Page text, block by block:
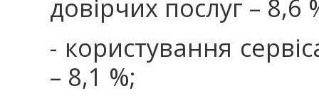
довірчих послуг – 8,6
- користування
– 8,1 %;